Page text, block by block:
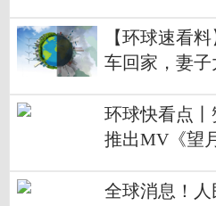
【环球速看
车回家，妻
环球快看点丨
推出MV《望
全球消息！